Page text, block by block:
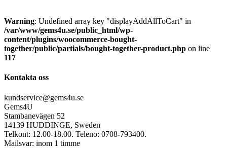
Warning: Undefined array key "displayAddAllToCart" in
/var/www/gems4u.se/public_html/wp-
content/plugins/woocommerce-bought-
together/public/partials/bought-together-product.php on line
117
Kontakta oss
kundservice@gems4u.se
Gems4U
Stambanevägen 52
14139 HUDDINGE, Sweden
Telkont: 12.00-18.00. Teleno: 0708-793400.
Mailsvar: inom 1 timme